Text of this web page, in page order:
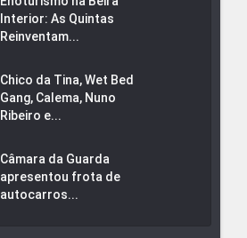
Interior: As Quintas
Reinventam...
Chico da Tina, Wet Bed
Gang, Calema, Nuno
Ribeiro e...
Câmara da Guarda
apresentou frota de
autocarros...